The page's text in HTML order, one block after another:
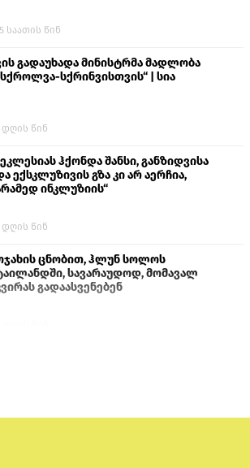
საათის წინ
გადაუხადა მინისტრმა მადლობა
სქრინვისთვის“ | სია
დღის წინ
ჰქონდა შანსი, განზიდვისა
ექსკლუზივის გზა კი არ აერჩია,
ინკლუზიის“
დღის წინ
ცნობით, ჰლუნ სოლოს
სავარაუდოდ, მომავალ
გადაასვენებენ